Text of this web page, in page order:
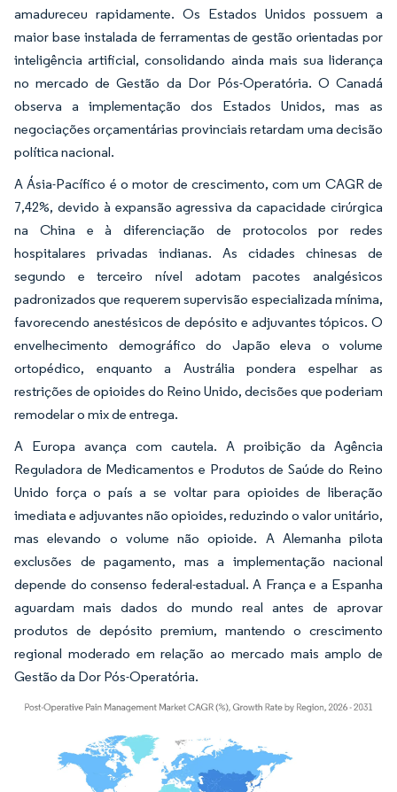
amadureceu rapidamente. Os Estados Unidos possuem a
maior base instalada de ferramentas de gestão orientadas por
inteligência artificial, consolidando ainda mais sua liderança
no mercado de Gestão da Dor Pós-Operatória. O Canadá
observa a implementação dos Estados Unidos, mas as
negociações orçamentárias provinciais retardam uma decisão
política nacional.
A Ásia-Pacífico é o motor de crescimento, com um CAGR de
7,42%, devido à expansão agressiva da capacidade cirúrgica
na China e à diferenciação de protocolos por redes
hospitalares privadas indianas. As cidades chinesas de
segundo e terceiro nível adotam pacotes analgésicos
padronizados que requerem supervisão especializada mínima,
favorecendo anestésicos de depósito e adjuvantes tópicos. O
envelhecimento demográfico do Japão eleva o volume
ortopédico, enquanto a Austrália pondera espelhar as
restrições de opioides do Reino Unido, decisões que poderiam
remodelar o mix de entrega.
A Europa avança com cautela. A proibição da Agência
Reguladora de Medicamentos e Produtos de Saúde do Reino
Unido força o país a se voltar para opioides de liberação
imediata e adjuvantes não opioides, reduzindo o valor unitário,
mas elevando o volume não opioide. A Alemanha pilota
exclusões de pagamento, mas a implementação nacional
depende do consenso federal-estadual. A França e a Espanha
aguardam mais dados do mundo real antes de aprovar
produtos de depósito premium, mantendo o crescimento
regional moderado em relação ao mercado mais amplo de
Gestão da Dor Pós-Operatória.